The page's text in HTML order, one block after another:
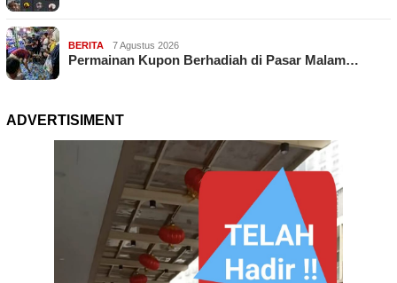
BERITA 7 Agustus 2026
Permainan Kupon Berhadiah di Pasar Malam…
ADVERTISIMENT